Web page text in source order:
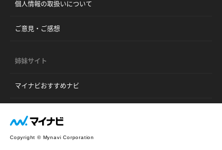
個人情報の取扱いについて
ご意見・ご感想
姉妹サイト
マイナビおすすめナビ
Copyright © Mynavi Corporation